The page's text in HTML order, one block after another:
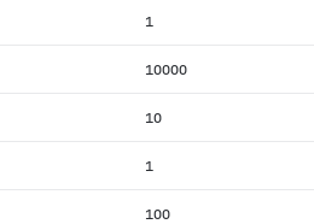
1
10000
10
1
100